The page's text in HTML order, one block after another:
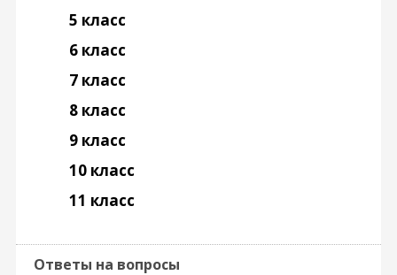
5 класс
6 класс
7 класс
8 класс
9 класс
10 класс
11 класс
Ответы на вопросы